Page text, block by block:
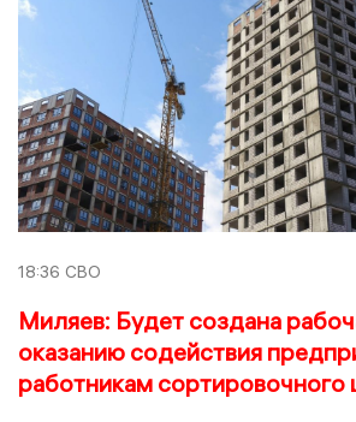
18:36 СВО
Миляев: Будет создана
оказанию содействия
работникам сортировочного